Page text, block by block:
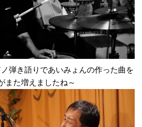
き語りであいみょんの作った曲を
また増えましたね～